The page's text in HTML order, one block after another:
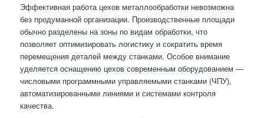
Эффективная работа цехов металлообработки невозможна
без продуманной организации. Производственные площади
обычно разделены на зоны по видам обработки, что
позволяет оптимизировать логистику и сократить время
перемещения деталей между станками. Особое внимание
уделяется оснащению цехов современным оборудованием —
числовыми программными управляемыми станками (ЧПУ),
автоматизированными линиями и системами контроля
качества.